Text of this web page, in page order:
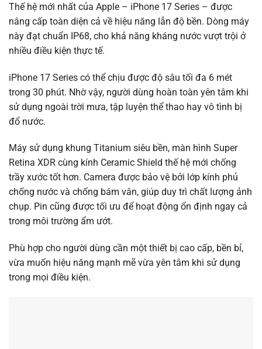
Thế hệ mới nhất của Apple – iPhone 17 Series – được
nâng cấp toàn diện cả về hiệu năng lẫn độ bền. Dòng máy
này đạt chuẩn IP68, cho khả năng kháng nước vượt trội ở
nhiều điều kiện thực tế.
iPhone 17 Series có thể chịu được độ sâu tối đa 6 mét
trong 30 phút. Nhờ vậy, người dùng hoàn toàn yên tâm khi
sử dụng ngoài trời mưa, tập luyện thể thao hay vô tình bị
đổ nước.
Máy sử dụng khung Titanium siêu bền, màn hình Super
Retina XDR cùng kính Ceramic Shield thế hệ mới chống
trầy xước tốt hơn. Camera được bảo vệ bởi lớp kính phủ
chống nước và chống bám vân, giúp duy trì chất lượng ảnh
chụp. Pin cũng được tối ưu để hoạt động ổn định ngay cả
trong môi trường ẩm ướt.
Phù hợp cho người dùng cần một thiết bị cao cấp, bền bỉ,
vừa muốn hiệu năng mạnh mẽ vừa yên tâm khi sử dụng
trong mọi điều kiện.